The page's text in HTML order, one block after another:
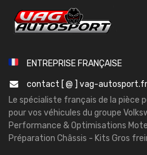
ENTREPRISE FRANÇAISE
contact [ @ ] vag-autosport.fr
Le spécialiste français de la
pour vos véhicules du groupe
Performance & Optimisations
Préparation Châssis - Kits Gros